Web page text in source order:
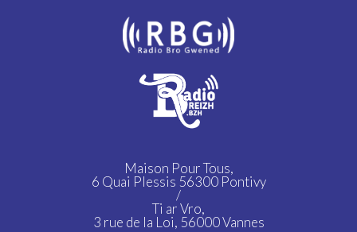
Maison Pour Tous,
6 Quai Plessis 56300 Pontivy
/
Ti ar Vro,
3 rue de la Loi, 56000 Vannes